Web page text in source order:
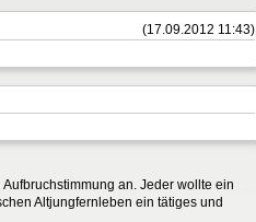
(17.09.2012 11:43)
an. Jeder wollte ein
Altjungfernleben ein tätiges und